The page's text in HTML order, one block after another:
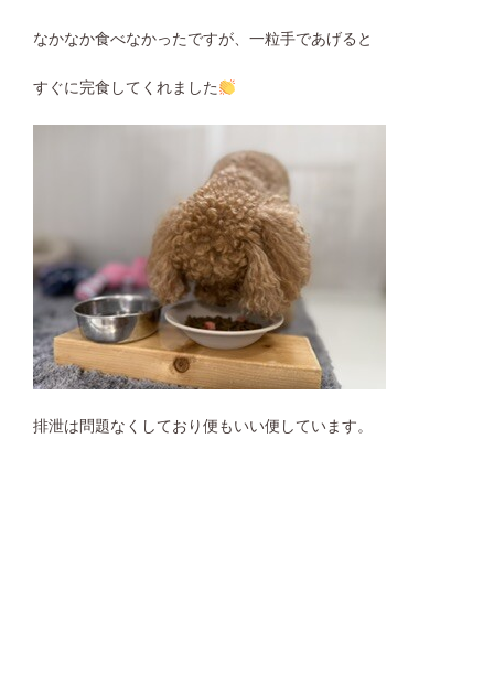
なかなか食べなかったですが、一粒手であげると
すぐに完食してくれました
排泄は問題なくしており便もいい便しています。